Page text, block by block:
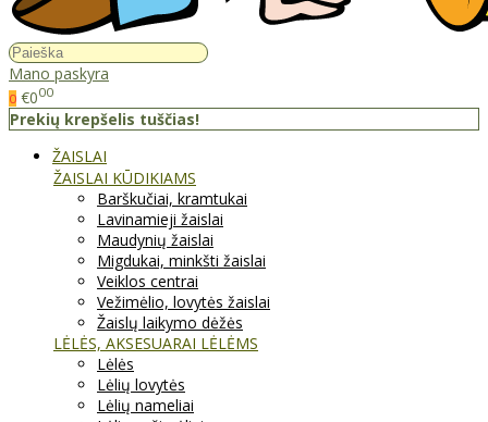
Mano paskyra
0 €000
Prekių krepšelis tuščias!
ŽAISLAI
ŽAISLAI KŪDIKIAMS
Barškučiai, kramtukai
Lavinamieji žaislai
Maudynių žaislai
Migdukai, minkšti žaislai
Veiklos centrai
Vežimėlio, lovytės žaislai
Žaislų laikymo dėžės
LĖLĖS, AKSESUARAI LĖLĖMS
Lėlės
Lėlių lovytės
Lėlių nameliai